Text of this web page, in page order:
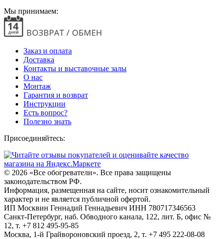
Мы принимаем:
Заказ и оплата
Доставка
Контакты и выставочные залы
О нас
Монтаж
Гарантия и возврат
Инструкции
Есть вопрос?
Полезно знать
Присоединяйтесь:
© 2026 «Все обогреватели». Все права защищены
законодательством РФ.
Информация, размещенная на сайте, носит ознакомительный
характер и не является публичной офертой.
ИП Москвин Геннадий Геннадьевич ИНН 780717346563
Санкт-Петербург, наб. Обводного канала, 122, лит. Б, офис №
12, т. +7 812 495-95-85
Москва, 1-й Грайвороновский проезд, 2, т. +7 495 222-08-08